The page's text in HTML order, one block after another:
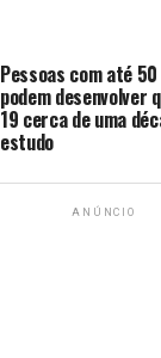
Pessoas com até
podem desenvolver
19 cerca de uma
estudo
ANÚNCIO